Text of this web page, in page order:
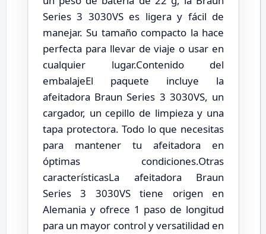
Series 3 3030VS es ligera y fácil de
manejar. Su tamaño compacto la hace
perfecta para llevar de viaje o usar en
cualquier lugar.Contenido del
embalajeEl paquete incluye la
afeitadora Braun Series 3 3030VS, un
cargador, un cepillo de limpieza y una
tapa protectora. Todo lo que necesitas
para mantener tu afeitadora en
óptimas condiciones.Otras
característicasLa afeitadora Braun
Series 3 3030VS tiene origen en
Alemania y ofrece 1 paso de longitud
para un mayor control y versatilidad en